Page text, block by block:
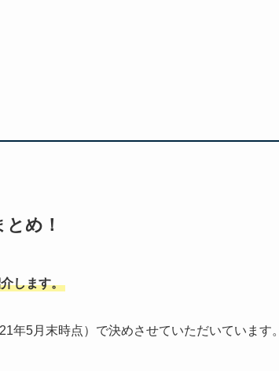
め！
します。
年5月末時点）で決めさせていただいています。